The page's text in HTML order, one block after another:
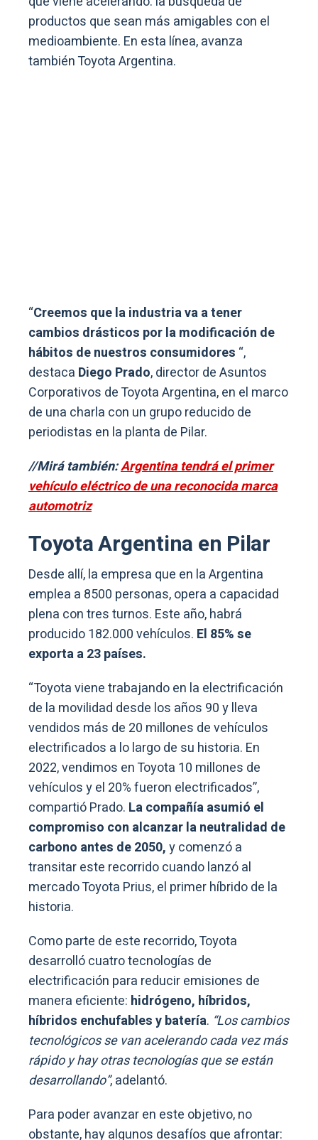
productos que sean más amigables con el
medioambiente. En esta línea, avanza
también Toyota Argentina.
“Creemos que la industria va a tener
cambios drásticos por la modificación de
hábitos de nuestros consumidores “,
destaca Diego Prado, director de Asuntos
Corporativos de Toyota Argentina, en el marco
de una charla con un grupo reducido de
periodistas en la planta de Pilar.
//Mirá también:Argentina tendrá el primer
vehículo eléctrico de una reconocida marca
automotriz
Toyota Argentina en Pilar
Desde allí, la empresa que en la Argentina
emplea a 8500 personas, opera a capacidad
plena con tres turnos. Este año, habrá
producido 182.000 vehículos. El 85% se
exporta a 23 países.
“Toyota viene trabajando en la electrificación
de la movilidad desde los años 90 y lleva
vendidos más de 20 millones de vehículos
electrificados a lo largo de su historia. En
2022, vendimos en Toyota 10 millones de
vehículos y el 20% fueron electrificados”,
compartió Prado. La compañía asumió el
compromiso con alcanzar la neutralidad de
carbono antes de 2050,y comenzó a
transitar este recorrido cuando lanzó al
mercado Toyota Prius, el primer híbrido de la
historia.
Como parte de este recorrido, Toyota
desarrolló cuatro tecnologías de
electrificación para reducir emisiones de
manera eficiente: hidrógeno, híbridos,
híbridos enchufables y batería. “Los cambios
tecnológicos se van acelerando cada vez más
rápido y hay otras tecnologías que se están
desarrollando”, adelantó.
Para poder avanzar en este objetivo, no
obstante, hay algunos desafíos que afrontar: